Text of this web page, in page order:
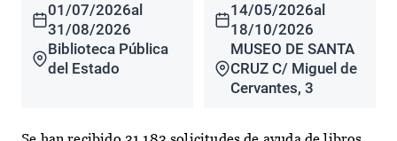
01/07/2026al
31/08/2026
Biblioteca Pública
del Estado
14/05/2026al
18/10/2026
MUSEO DE SANTA
CRUZ C/ Miguel de
Cervantes, 3